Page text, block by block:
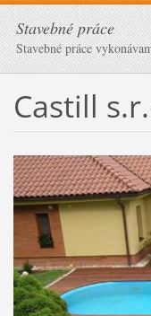
Stavebné práce
Stavebné práce
Castill